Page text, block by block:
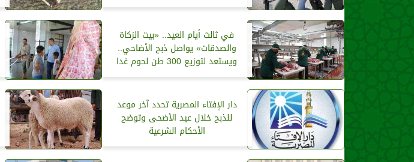
في ثالث أيام العيد.. «بيت الزكاة
والصدقات» يواصل ذبح الأضاحي..
ويستعد لتوزيع 300 طن لحوم غدا
دار الإفتاء المصرية تحدد آخر موعد
للذبح خلال عيد الأضحى وتوضح
الأحكام الشرعية